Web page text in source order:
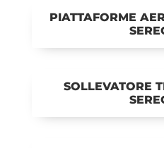
PIATTAFORME
SOLLEVATORE